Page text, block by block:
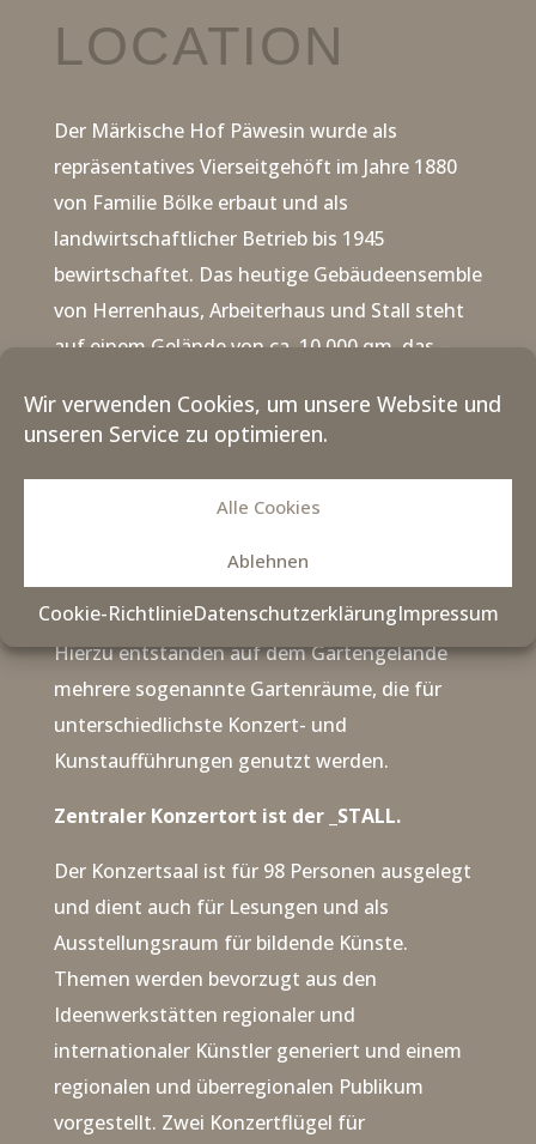
Wir verwenden Cookies, um unsere Website und
unseren Service zu optimieren.
Alle Cookies
Ablehnen
Cookie-RichtlinieDatenschutzerklärungImpressum
LOCATION
Der Märkische Hof Päwesin wurde als
repräsentatives Vierseitgehöft im Jahre 1880
von Familie Bölke erbaut und als
landwirtschaftlicher Betrieb bis 1945
bewirtschaftet. Das heutige Gebäudeensemble
von Herrenhaus, Arbeiterhaus und Stall steht
auf einem Gelände von ca. 10.000 qm, das –
genutzt wird. Das Grundstück liegt malerisch
am sogenannten Streng, einem
Kunst- und Konzertgarten für Open-Air-
Hierzu entstanden auf dem Gartengelände
mehrere sogenannte Gartenräume, die für
unterschiedlichste Konzert- und
Kunstaufführungen genutzt werden.
Zentraler Konzertort ist der _STALL.
Der Konzertsaal ist für 98 Personen ausgelegt
und dient auch für Lesungen und als
Ausstellungsraum für bildende Künste.
Themen werden bevorzugt aus den
Ideenwerkstätten regionaler und
internationaler Künstler generiert und einem
regionalen und überregionalen Publikum
vorgestellt. Zwei Konzertflügel für